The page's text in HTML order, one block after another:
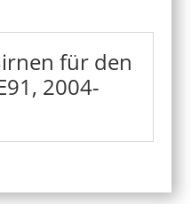
für den
2004-